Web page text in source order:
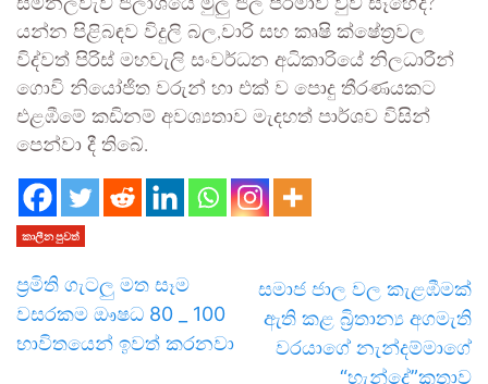
සමනලවැව ජලාශයේ මුලු ජල පරිමාව වුව සෑහේද?
යන්න පිළිබඳව විදුලි බල,වාරි සහ කෘෂි ක්ෂේත්‍රවල
විද්වත් පිරිස් මහවැලි සංවර්ධන අධිකාරියේ නිලධාරීන්
ගොවි නියෝජිත වරුන් හා එක් ව පොදු තීරණයකට
එළඹීමේ කඩිනම් අවශ්‍යතාව මැදහත් පාර්ශව විසින්
පෙන්වා දී තිබේ.
කාලීන පුවත්
ප්‍රමිති ගැටලු මත සෑම
වසරකම ඖෂධ 80 _ 100
භාවිතයෙන් ඉවත් කරනවා
සමාජ ජාල වල කැළඹීමක්
ඇති කළ බ්‍රිතාන්‍ය අගමැති
වරයාගේ නැන්දම්මාගේ
“හැන්දේ”කතාව